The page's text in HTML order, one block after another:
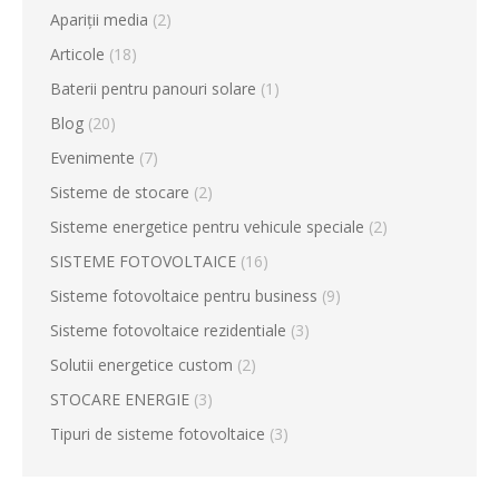
Apariții media (2)
Articole (18)
Baterii pentru panouri solare (1)
Blog (20)
Evenimente (7)
Sisteme de stocare (2)
Sisteme energetice pentru vehicule speciale (2)
SISTEME FOTOVOLTAICE (16)
Sisteme fotovoltaice pentru business (9)
Sisteme fotovoltaice rezidentiale (3)
Solutii energetice custom (2)
STOCARE ENERGIE (3)
Tipuri de sisteme fotovoltaice (3)